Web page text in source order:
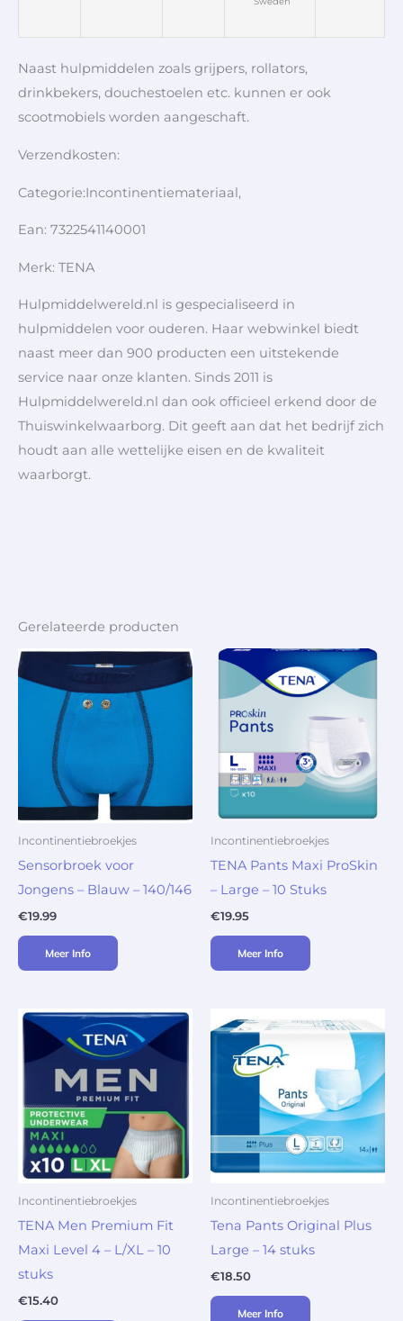
Naast hulpmiddelen zoals grijpers, rollators,
drinkbekers, douchestoelen etc. kunnen er ook
scootmobiels worden aangeschaft.
Verzendkosten:
Categorie:Incontinentiemateriaal,
Ean: 7322541140001
Merk: TENA
Hulpmiddelwereld.nl is gespecialiseerd in
hulpmiddelen voor ouderen. Haar webwinkel biedt
naast meer dan 900 producten een uitstekende
service naar onze klanten. Sinds 2011 is
Hulpmiddelwereld.nl dan ook officieel erkend door de
Thuiswinkelwaarborg. Dit geeft aan dat het bedrijf zich
houdt aan alle wettelijke eisen en de kwaliteit
waarborgt.
Gerelateerde producten
Incontinentiebroekjes
Sensorbroek voor
Jongens – Blauw – 140/146
€19.99
Meer Info
Incontinentiebroekjes
TENA Pants Maxi ProSkin
– Large – 10 Stuks
€19.95
Meer Info
Incontinentiebroekjes
TENA Men Premium Fit
Maxi Level 4 – L/XL – 10
stuks
€15.40
Incontinentiebroekjes
Tena Pants Original Plus
Large – 14 stuks
€18.50
Meer Info